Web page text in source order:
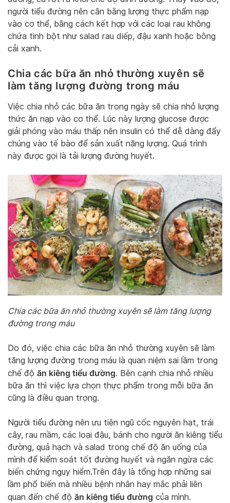
người tiểu đường nên cân bằng lượng thực phẩm nạp
vào cơ thể, bằng cách kết hợp với các loại rau không
chứa tinh bột như salad rau diếp, đậu xanh hoặc bông
cải xanh.
Chia các bữa ăn nhỏ thường xuyên sẽ
làm tăng lượng đường trong máu
Việc chia nhỏ các bữa ăn trong ngày sẽ chia nhỏ lượng
thức ăn nạp vào cơ thể. Lúc này lượng glucose được
giải phóng vào máu thấp nên insulin có thể dễ dàng đẩy
chúng vào tế bào để sản xuất năng lượng. Quá trình
này được gọi là tải lượng đường huyết.
Chia các bữa ăn nhỏ thường xuyên sẽ làm tăng lượng
đường trong máu
Do đó, việc chia các bữa ăn nhỏ thường xuyên sẽ làm
tăng lượng đường trong máu là quan niệm sai lầm trong
chế độ ăn kiêng tiểu đường. Bên cạnh chia nhỏ nhiều
bữa ăn thì việc lựa chọn thực phẩm trong mỗi bữa ăn
cũng là điều quan trọng.
Người tiểu đường nên ưu tiên ngũ cốc nguyên hạt, trái
cây, rau mầm, các loại đậu, bánh cho người ăn kiêng tiểu
đường, quả hạch và salad trong chế độ ăn uống của
mình để kiểm soát tốt đường huyết và ngăn ngừa các
biến chứng nguy hiểm.Trên đây là tổng hợp những sai
lầm phổ biến mà nhiều bệnh nhân hay mắc phải liên
quan đến chế độ ăn kiêng tiểu đường của mình.